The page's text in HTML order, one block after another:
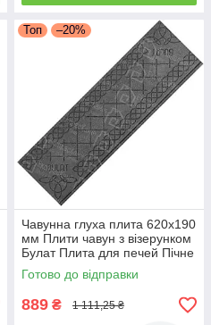
Топ –20%
Чавунна глуха плита 620х190
мм Плити чавун з візерунком
Булат Плита для печей Пічне
литво
Готово до відправки
889 ₴ 1 111,25 ₴